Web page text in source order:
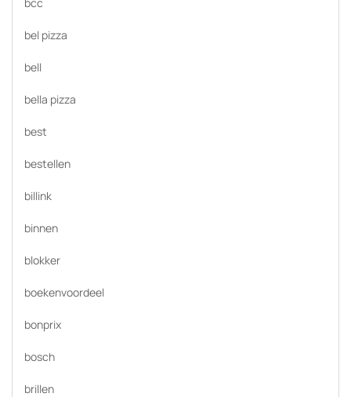
bel pizza
bell
bella pizza
best
bestellen
billink
binnen
blokker
boekenvoordeel
bonprix
bosch
brillen